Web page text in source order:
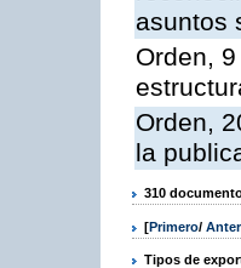
asuntos
Orden,
Orden,
la
310
[Primero/
Tipos de